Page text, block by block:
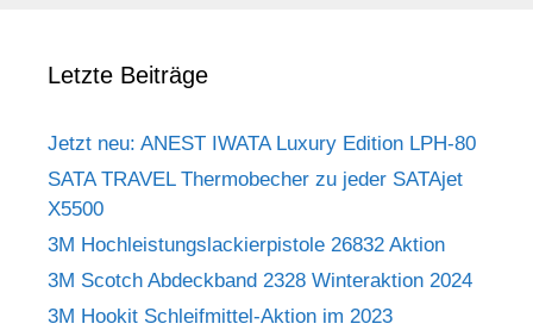
Letzte Beiträge
Jetzt neu: ANEST IWATA Luxury Edition LPH-80
SATA TRAVEL Thermobecher zu jeder SATAjet
X5500
3M Hochleistungslackierpistole 26832 Aktion
3M Scotch Abdeckband 2328 Winteraktion 2024
3M Hookit Schleifmittel-Aktion im 2023